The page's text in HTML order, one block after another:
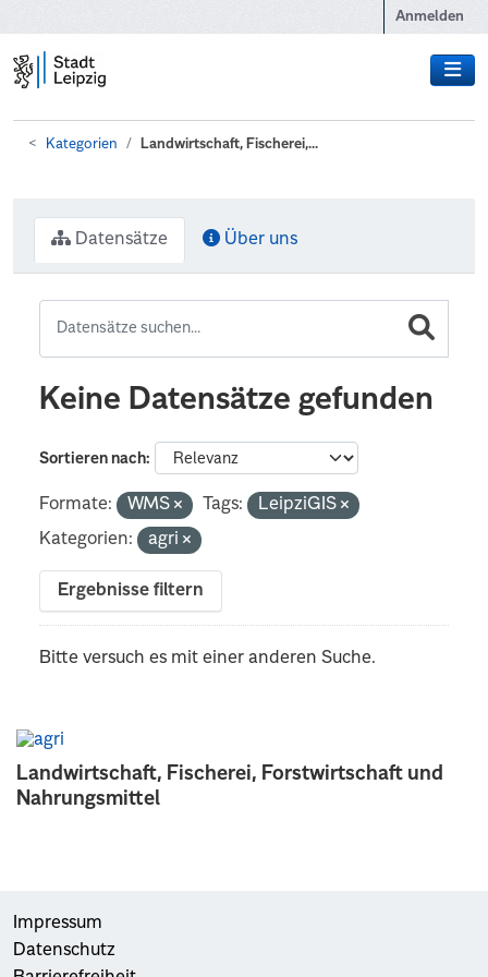
Anmelden
Kategorien Landwirtschaft, Fischerei,...
Landwirtschaft, Fischerei, Forstwirtschaft und
Nahrungsmittel
Datensätze Über uns
Keine Datensätze gefunden
Sortieren nach
Formate: WMS Tags:
LeipziGIS
Kategorien:
agri
Ergebnisse filtern
Bitte versuch es mit einer anderen Suche.
Impressum
Datenschutz